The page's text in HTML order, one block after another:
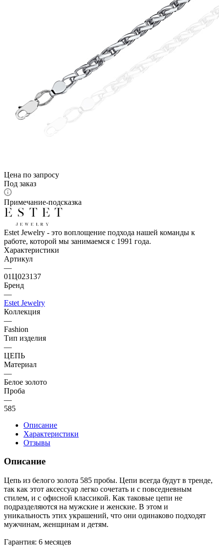
Цена по запросу
Под заказ
Примечание-подсказка
Estet Jewelry - это воплощение подхода нашей команды к
работе, которой мы занимаемся с 1991 года.
Характеристики
Артикул
—
01Ц023137
Бренд
—
Estet Jewelry
Коллекция
—
Fashion
Тип изделия
—
ЦЕПЬ
Материал
—
Белое золото
Проба
—
585
Описание
Характеристики
Отзывы
Описание
Цепь из белого золота 585 пробы. Цепи всегда будут в тренде,
так как этот аксессуар легко сочетать и с повседневным
стилем, и с офисной классикой. Как таковые цепи не
подразделяются на мужские и женские. В этом и
уникальность этих украшений, что они одинаково подходят
мужчинам, женщинам и детям.
Гарантия: 6 месяцев